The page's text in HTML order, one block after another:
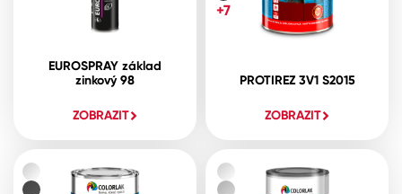
EUROSPRAY základ
zinkový 98
ZOBRAZIT
PROTIREZ 3V1 S2015
ZOBRAZIT
+7